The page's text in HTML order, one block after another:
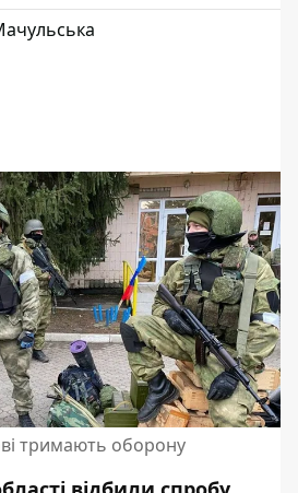
тримають оборону